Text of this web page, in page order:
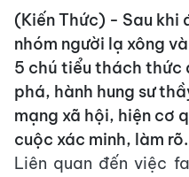
(Kiến Thức) - Sau khi
nhóm người lạ xông
5 chú tiểu thách thức
phá, hành hung sư
mạng xã hội, hiện cơ
cuộc xác minh, làm rõ.
Liên quan đến việc